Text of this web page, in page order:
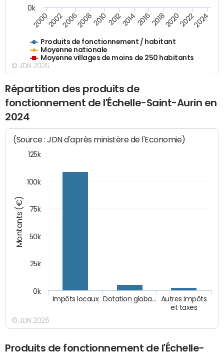
Produits de fonctionnement / habitant
Moyenne nationale
Moyenne villages de moins de 250 habitants
20002002200620082010 2012201420162018202020222024
0k
© JDN 2026
Répartition des produits de
fonctionnement de l'Échelle-Saint-Aurin en
2024
Montants (€)
(Source : JDN d'après ministère de l'Economie)
Autres impôts
et taxes
Dotation globa…
Impôts locaux
0k
25k
50k
75k
100k
125k
© JDN 2026
Produits de fonctionnement de l'Échelle-